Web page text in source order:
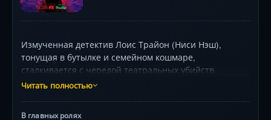
Измученная детектив Лоис Трайон (Ниси Нэш),
тонущая в бутылке и семейном кошмаре,
сталкивается с чередой театральных убийств.
Религиозные символы, выложенные внутренностями,
Читать полностью
В главных ролях